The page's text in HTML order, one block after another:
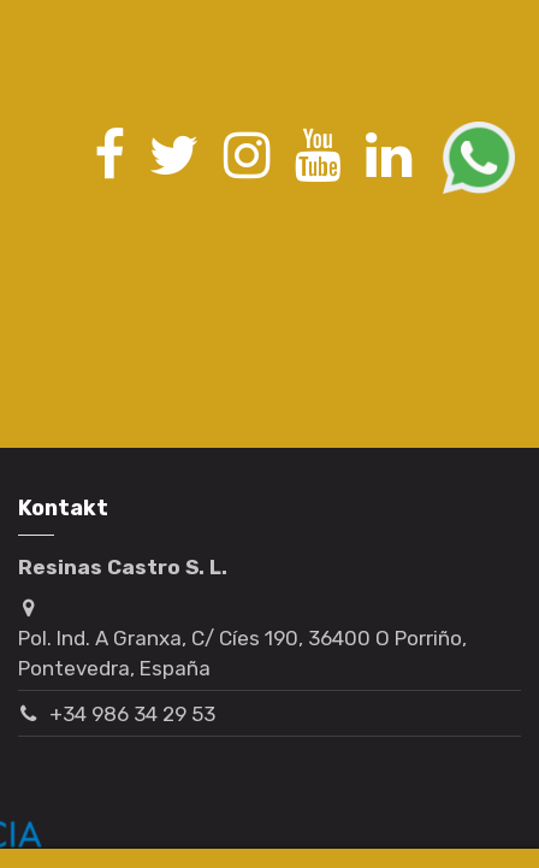
Kontakt
Resinas Castro S. L.
Pol. Ind. A Granxa, C/ Cíes 190, 36400 O Porriño,
Pontevedra, España
+34 986 34 29 53